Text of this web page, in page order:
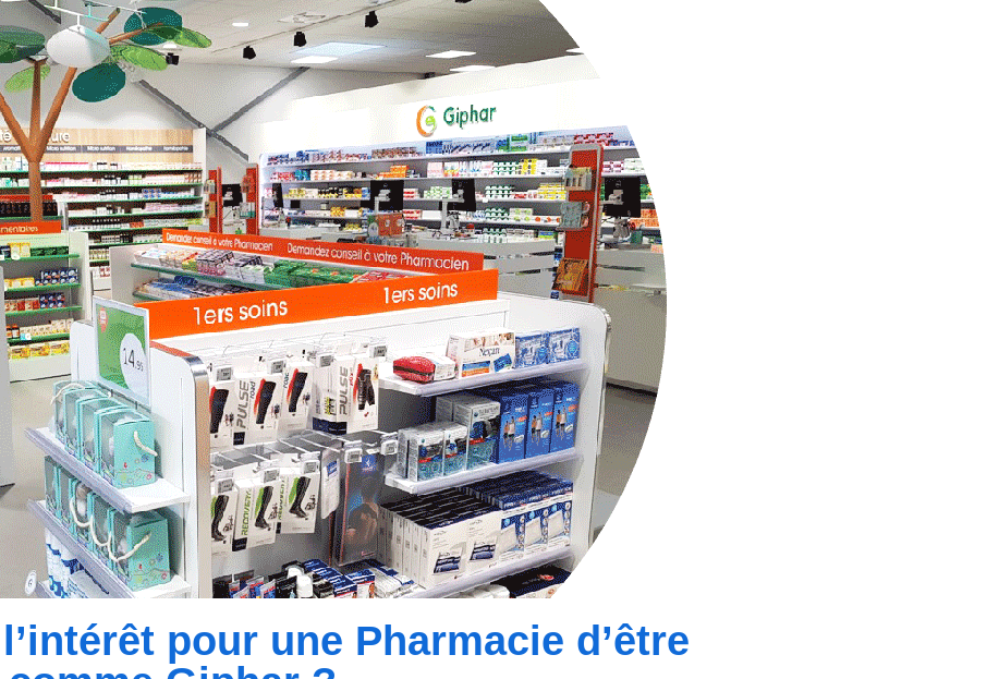
pour une Pharmacie d’être